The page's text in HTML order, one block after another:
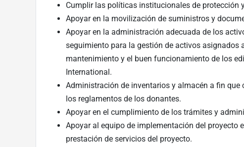
Cumplir las políticas institucionales de protección
Apoyar en la movilización de suministros y
Apoyar en la administración adecuada de los
seguimiento para la gestión de activos asignados
mantenimiento y el buen funcionamiento de los
International.
Administración de inventarios y almacén a fin
los reglamentos de los donantes.
Apoyar en el cumplimiento de los trámites y
Apoyar al equipo de implementación del proyecto
prestación de servicios del proyecto.